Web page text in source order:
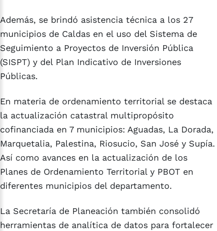
Además, se brindó asistencia técnica a los 27
municipios de Caldas en el uso del Sistema de
Seguimiento a Proyectos de Inversión Pública
(SISPT) y del Plan Indicativo de Inversiones
Públicas.
En materia de ordenamiento territorial se destaca
la actualización catastral multipropósito
cofinanciada en 7 municipios: Aguadas, La Dorada,
Marquetalia, Palestina, Riosucio, San José y Supía.
Así como avances en la actualización de los
Planes de Ordenamiento Territorial y PBOT en
diferentes municipios del departamento.
La Secretaría de Planeación también consolidó
herramientas de analítica de datos para fortalecer